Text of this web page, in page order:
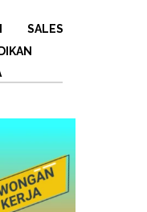
SALES